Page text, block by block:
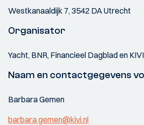
Westkanaaldijk 7, 3542 DA Utrecht
Organisator
Yacht, BNR, Financieel Dagblad en KIVI
Naam en contactgegevens
Barbara Gemen
barbara.gemen@kivi.nl